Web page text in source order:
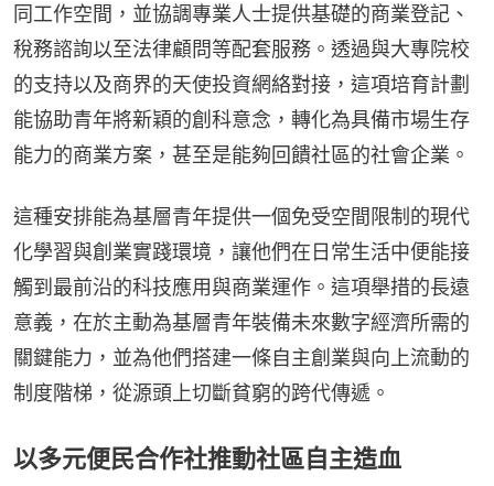
同工作空間，並協調專業人士提供基礎的商業登記、
稅務諮詢以至法律顧問等配套服務。透過與大專院校
的支持以及商界的天使投資網絡對接，這項培育計劃
能協助青年將新穎的創科意念，轉化為具備市場生存
能力的商業方案，甚至是能夠回饋社區的社會企業。
這種安排能為基層青年提供一個免受空間限制的現代
化學習與創業實踐環境，讓他們在日常生活中便能接
觸到最前沿的科技應用與商業運作。這項舉措的長遠
意義，在於主動為基層青年裝備未來數字經濟所需的
關鍵能力，並為他們搭建一條自主創業與向上流動的
制度階梯，從源頭上切斷貧窮的跨代傳遞。
以多元便民合作社推動社區自主造血